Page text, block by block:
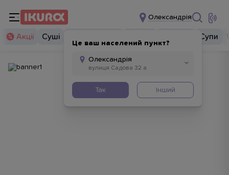
Олександрія
Це ваш населений пункт?
Так Інший
Акції Суші Супи